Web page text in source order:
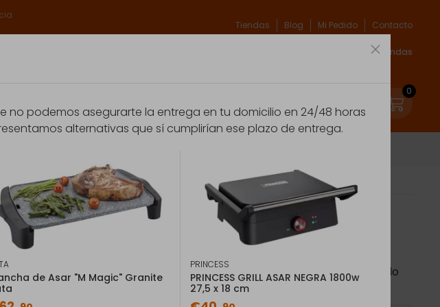
Tiendas
Blog Mi Pedido Contacto
Acceso Tiendas
0
y grills Orbegozo GDB 3600 Sartén parrilla Ovalado
8436044532320
Orbegozo GDB 3600 Sartén parrilla Ovalado
de piedra Superficie antiadherente Asas de goma incluida
ergonómico Asas extraíbles para facilitar la limpieza Apto para todo
de fuegos Apto para lavavajillas Superficie cocción: 1,5 x 22,5 x 29 cm
podemos asegurarte la entrega en tu domicilio en 24/48 horas
alternativas que sí cumplirían ese plazo de entrega.
de Asar "M Magic" Granite
PRINCESS
PRINCESS GRILL ASAR NEGRA 1800w
27,5 x 18 cm